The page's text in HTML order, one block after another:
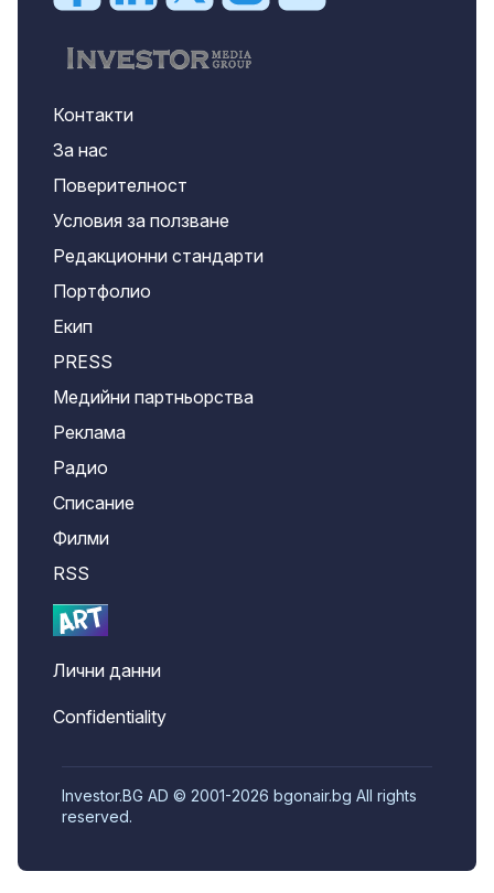
Контакти
За нас
Поверителност
Условия за ползване
Редакционни стандарти
Портфолио
Екип
PRESS
Медийни партньорства
Реклама
Радио
Списание
Филми
RSS
Лични данни
Confidentiality
Investor.BG AD © 2001-2026 bgonair.bg All rights
reserved.